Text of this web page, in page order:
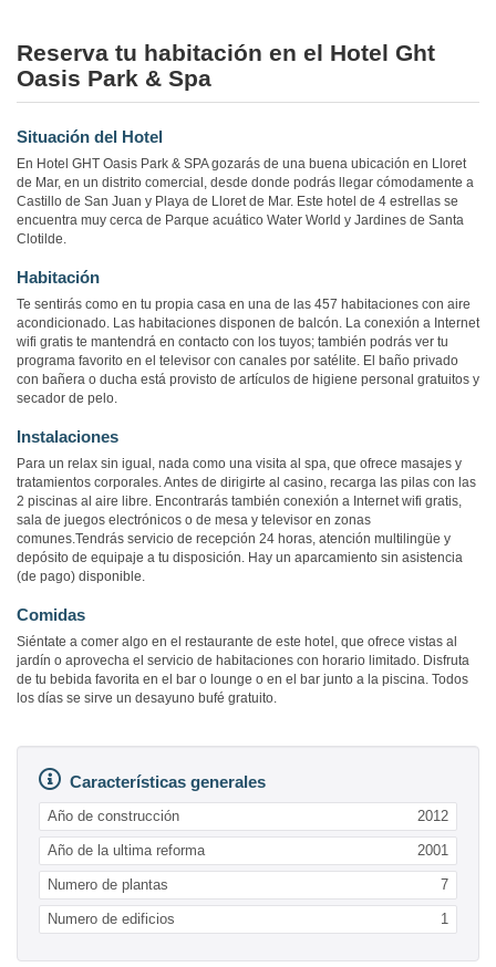
Reserva tu habitación en el Hotel Ght
Oasis Park & Spa
Situación del Hotel
En Hotel GHT Oasis Park & SPA gozarás de una buena ubicación en Lloret
de Mar, en un distrito comercial, desde donde podrás llegar cómodamente a
Castillo de San Juan y Playa de Lloret de Mar. Este hotel de 4 estrellas se
encuentra muy cerca de Parque acuático Water World y Jardines de Santa
Clotilde.
Habitación
Te sentirás como en tu propia casa en una de las 457 habitaciones con aire
acondicionado. Las habitaciones disponen de balcón. La conexión a Internet
wifi gratis te mantendrá en contacto con los tuyos; también podrás ver tu
programa favorito en el televisor con canales por satélite. El baño privado
con bañera o ducha está provisto de artículos de higiene personal gratuitos y
secador de pelo.
Instalaciones
Para un relax sin igual, nada como una visita al spa, que ofrece masajes y
tratamientos corporales. Antes de dirigirte al casino, recarga las pilas con las
2 piscinas al aire libre. Encontrarás también conexión a Internet wifi gratis,
sala de juegos electrónicos o de mesa y televisor en zonas
comunes.Tendrás servicio de recepción 24 horas, atención multilingüe y
depósito de equipaje a tu disposición. Hay un aparcamiento sin asistencia
(de pago) disponible.
Comidas
Siéntate a comer algo en el restaurante de este hotel, que ofrece vistas al
jardín o aprovecha el servicio de habitaciones con horario limitado. Disfruta
de tu bebida favorita en el bar o lounge o en el bar junto a la piscina. Todos
los días se sirve un desayuno bufé gratuito.
Características generales
Año de construcción 2012
Año de la ultima reforma 2001
Numero de plantas 7
Numero de edificios 1